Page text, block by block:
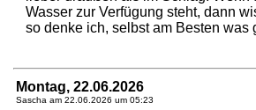
Wasser zur Verfügung steht, dann
so denke ich, selbst am Besten was
Montag, 22.06.2026
Sascha am 22.06.2026 um 05:23